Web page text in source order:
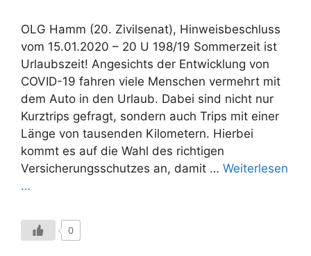
OLG Hamm (20. Zivilsenat), Hinweisbeschluss
vom 15.01.2020 – 20 U 198/19 Sommerzeit ist
Urlaubszeit! Angesichts der Entwicklung von
COVID-19 fahren viele Menschen vermehrt mit
dem Auto in den Urlaub. Dabei sind nicht nur
Kurztrips gefragt, sondern auch Trips mit einer
Länge von tausenden Kilometern. Hierbei
kommt es auf die Wahl des richtigen
Versicherungsschutzes an, damit … Weiterlesen
…
0